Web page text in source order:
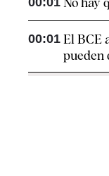
00:01 El BCE
pueden